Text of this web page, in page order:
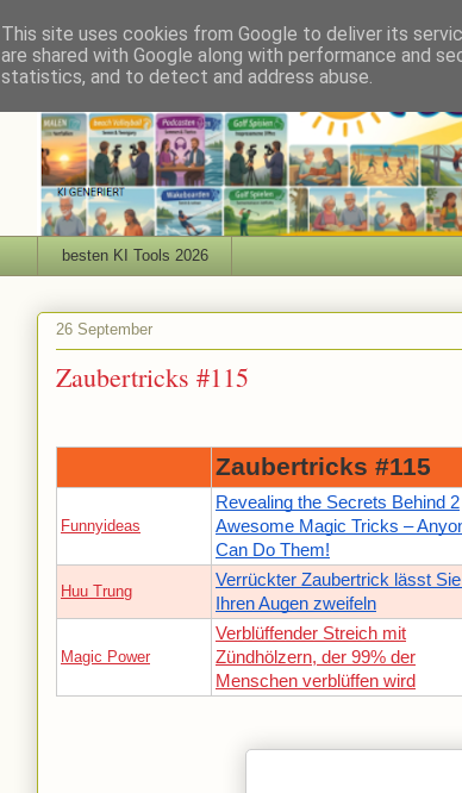
besten KI Tools 2026
26 September
Zaubertricks #115
Zaubertricks #115
Funnyideas
Revealing the Secrets Behind 2
Awesome Magic Tricks –
Can Do Them!
Huu Trung
Verrückter Zaubertrick lässt
Ihren Augen zweifeln
Magic Power
Verblüffender Streich mit
Zündhölzern, der 99% der
Menschen verblüffen wird
This site uses cookies from Google to deliver its
are shared with Google along with performance and
statistics, and to detect and address abuse.